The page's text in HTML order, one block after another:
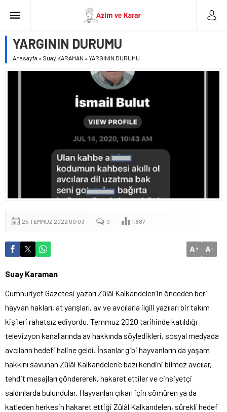
YARGININ DURUMU
Anasayfa » Suay KARAMAN »YARGININ DURUMU
25 TEMMUZ 2022 00:03 0 1.887
A+ A-
Suay Karaman
Cumhuriyet Gazetesi yazarı Zülâl Kalkandelen’in önceden beri
hayvan hakları, at yarışları, av ve avcılarla ilgili yazıları bir takım
kişileri rahatsız ediyordu. Temmuz 2020 tarihinde katıldığı
televizyon kanallarında av hakkında söyledikleri, sosyal medyada
avcıların hedefi haline geldi. İnsanlar gibi hayvanların da yaşam
hakkını savunan Zülâl Kalkandelen’e bazı kendini bilmez avcılar,
tehdit mesajları göndererek, hakaret ettiler ve cinsiyetçi
saldırılarda bulundular. Hayvanları çıkarı için sömüren ya da
katleden herkesin hakaret ettiği Zülâl Kalkandelen, sürekli hedef